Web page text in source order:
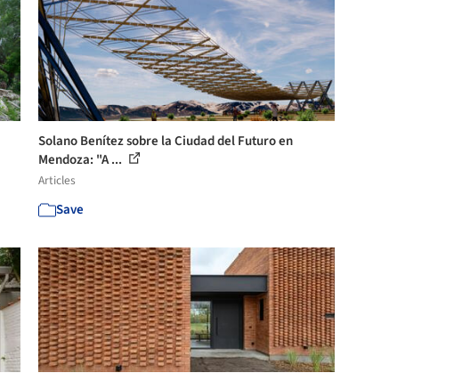
Solano Benítez sobre la Ciudad del Futuro en
Mendoza: "A ...
Articles
Save